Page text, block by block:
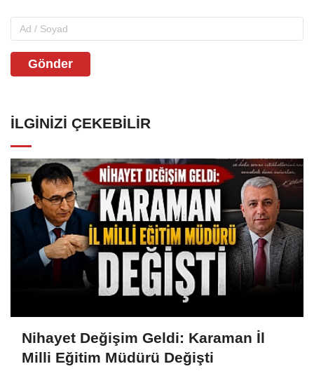
Gönder
İLGINIZI ÇEKEBILIR
Nihayet Değişim Geldi: Karaman İl
Milli Eğitim Müdürü Değişti